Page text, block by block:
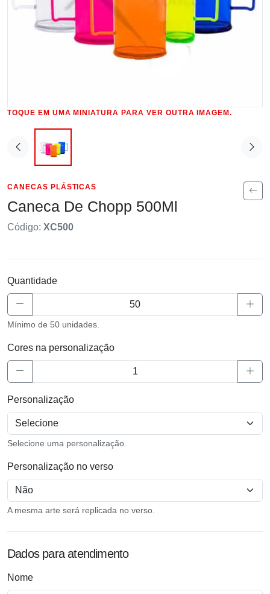
TOQUE EM UMA MINIATURA PARA VER OUTRA IMAGEM.
CANECAS PLÁSTICAS
Caneca De Chopp 500Ml
Código: XC500
Quantidade
Mínimo de 50 unidades.
Cores na personalização
Personalização
Selecione uma personalização.
Personalização no verso
A mesma arte será replicada no verso.
Dados para atendimento
Nome